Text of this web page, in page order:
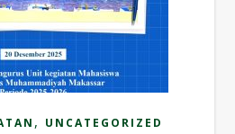
, UNCATEGORIZED